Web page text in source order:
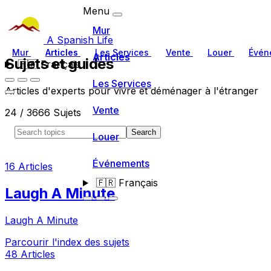
A Spanish Life
Mur Articles Les Services Vente Louer
🇫🇷Français
Menu
Mur
Articles
Les Services
Vente
Louer
Événements
🇫🇷Français
Sujets et guides
Articles d'experts pour vivre et déménager à l'étranger
24 / 3666 Sujets
Search
16 Articles
Laugh A Minute
Laugh A Minute
Parcourir l'index des sujets
48 Articles